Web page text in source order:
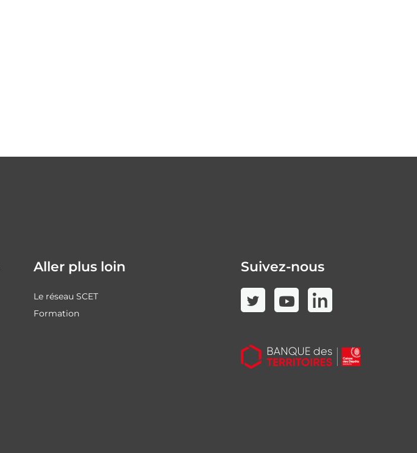
Aller plus loin
Le réseau SCET
Formation
Suivez-nous